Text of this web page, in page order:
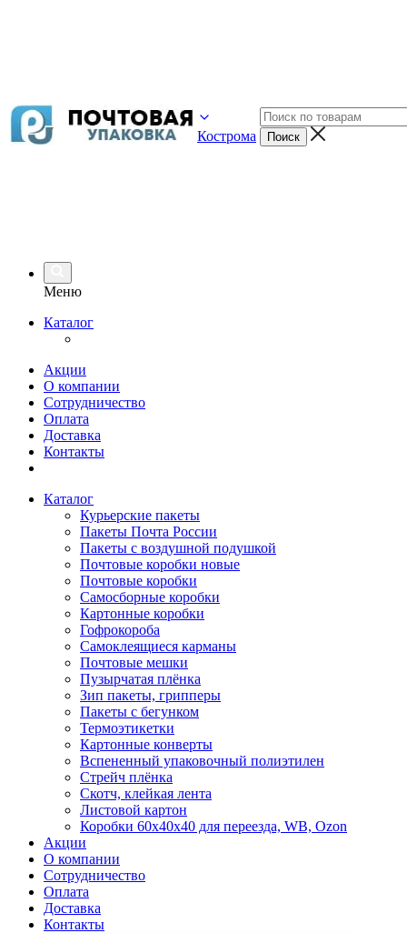
Кострома
Меню
Каталог
Акции
О компании
Сотрудничество
Оплата
Доставка
Контакты
Каталог
Курьерские пакеты
Пакеты Почта России
Пакеты с воздушной подушкой
Почтовые коробки новые
Почтовые коробки
Самосборные коробки
Картонные коробки
Гофрокороба
Самоклеящиеся карманы
Почтовые мешки
Пузырчатая плёнка
Зип пакеты, грипперы
Пакеты с бегунком
Термоэтикетки
Картонные конверты
Вспененный упаковочный полиэтилен
Стрейч плёнка
Скотч, клейкая лента
Листовой картон
Коробки 60х40х40 для переезда, WB, Ozon
Акции
О компании
Сотрудничество
Оплата
Доставка
Контакты